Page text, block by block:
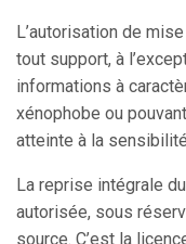
L’autorisation de
tout support, à
informations à
xénophobe ou
atteinte à la
La reprise intégrale
autorisée, sous
source. C’est la